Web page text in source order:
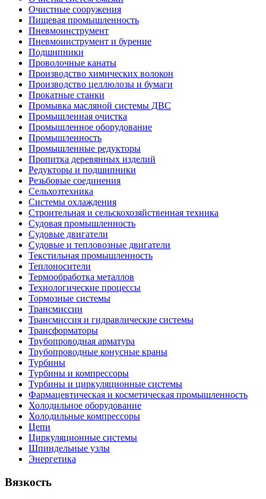
Очистные сооружения
Пищевая промышленность
Пневмоинструмент
Пневмоинструмент и бурение
Подшипники
Проволочные канаты
Производство химических волокон
Производство целлюлозы и бумаги
Прокатные станки
Промывка масляной системы ДВС
Промышленная очистка
Промышленное оборудование
Промышленность
Промышленные редукторы
Пропитка деревянных изделий
Редукторы и подшипники
Резьбовые соединения
Сельхозтехника
Системы охлаждения
Строительная и сельскохозяйственная техника
Судовая промышленность
Судовые двигатели
Судовые и тепловозные двигатели
Текстильная промышленность
Теплоносители
Термообработка металлов
Технологические процессы
Тормозные системы
Трансмиссии
Трансмиссия и гидравлические системы
Трансформаторы
Трубопроводная арматура
Трубопроводные конусные краны
Турбины
Турбины и компрессоры
Турбины и циркуляционные системы
Фармацевтическая и косметическая промышленность
Холодильное оборудование
Холодильные компрессоры
Цепи
Циркуляционные системы
Шпиндельные узлы
Энергетика
Вязкость